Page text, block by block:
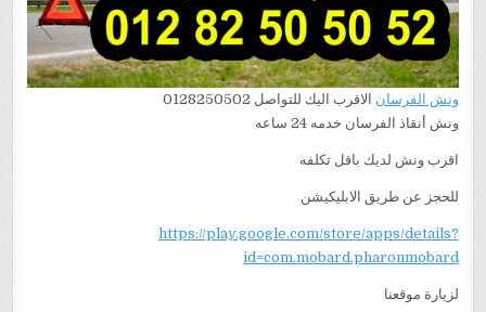
ونش الفرسان الاقرب اليك للتواصل 0128250502
ونش أنقاذ الفرسان خدمه 24 ساعه
اقرب ونش لديك باقل تكلفه
للحجز عن طريق الابليكيشن
https://play.google.com/store/apps/details?
id=com.mobard.pharonmobard
لزيارة موقعنا